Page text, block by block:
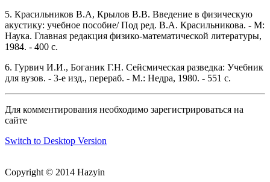
5. Красильников В.А, Крылов В.В. Введение в физическую
акустику: учебное пособие/ Под ред. В.А. Красильникова. - М:
Наука. Главная редакция физико-математической литературы,
1984. - 400 с.
6. Гурвич И.И., Боганик Г.Н. Сейсмическая разведка: Учебник
для вузов. - 3-е изд., перераб. - М.: Недра, 1980. - 551 с.
Для комментирования необходимо зарегистрироваться на
сайте
Switch to Desktop Version
Copyright © 2014 Hazyin